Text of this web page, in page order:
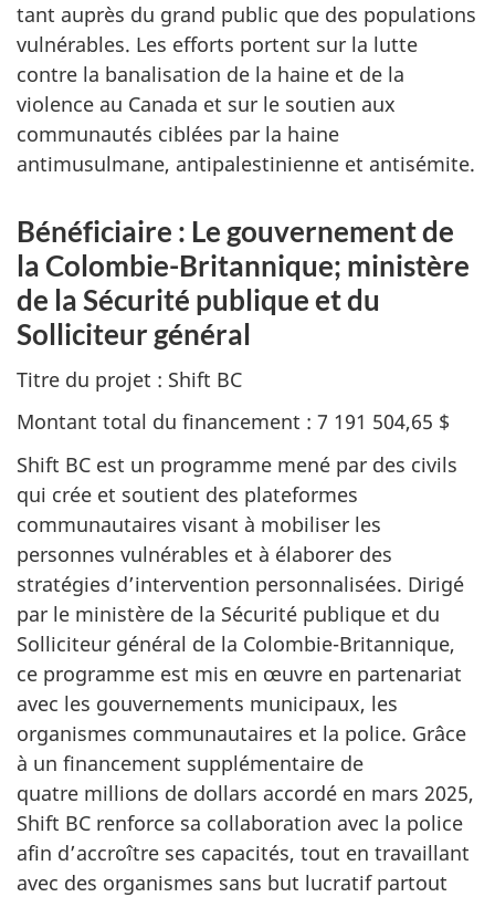
tant auprès du grand public que des populations
vulnérables. Les efforts portent sur la lutte
contre la banalisation de la haine et de la
violence au Canada et sur le soutien aux
communautés ciblées par la haine
antimusulmane, antipalestinienne et antisémite.
Bénéficiaire : Le gouvernement de
la Colombie-Britannique; ministère
de la Sécurité publique et du
Solliciteur général
Titre du projet : Shift BC
Montant total du financement : 7 191 504,65 $
Shift BC est un programme mené par des civils
qui crée et soutient des plateformes
communautaires visant à mobiliser les
personnes vulnérables et à élaborer des
stratégies d’intervention personnalisées. Dirigé
par le ministère de la Sécurité publique et du
Solliciteur général de la Colombie-Britannique,
ce programme est mis en œuvre en partenariat
avec les gouvernements municipaux, les
organismes communautaires et la police. Grâce
à un financement supplémentaire de
quatre millions de dollars accordé en mars 2025,
Shift BC renforce sa collaboration avec la police
afin d’accroître ses capacités, tout en travaillant
avec des organismes sans but lucratif partout